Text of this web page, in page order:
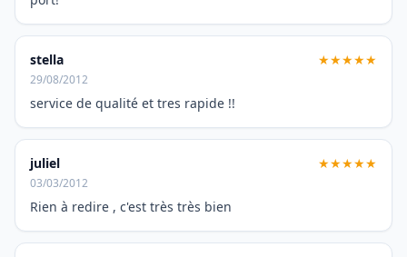
stella ★★★★★
29/08/2012
service de qualité et tres rapide !!
juliel ★★★★★
03/03/2012
Rien à redire , c'est très très bien